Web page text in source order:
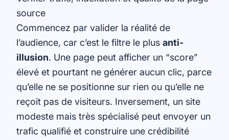
source
Commencez par valider la réalité de
l’audience, car c’est le filtre le plus anti-
illusion. Une page peut afficher un “score”
élevé et pourtant ne générer aucun clic, parce
qu’elle ne se positionne sur rien ou qu’elle ne
reçoit pas de visiteurs. Inversement, un site
modeste mais très spécialisé peut envoyer un
trafic qualifié et construire une crédibilité